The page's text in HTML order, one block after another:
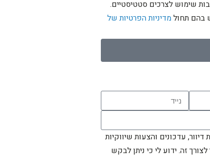
שימוש לצרכים סטטיסטיים.
בהם תחולמדיניות הפרטיות של
עדכונים והצעות שיווקיות
זה. ידוע לי כי ניתן לבקש